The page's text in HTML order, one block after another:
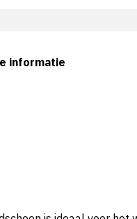
informatie